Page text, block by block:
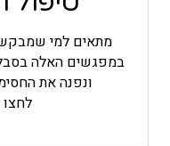
מתאים למי
במפגשים האלה
ונפנה את
ולפעמים יותר
את כל העולמות
העולמות האלה
בתוכנו, ואז הפלא
לנו